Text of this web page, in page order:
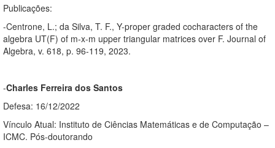
Publicações:
-Centrone, L.; da Silva, T. F., Y-proper graded cocharacters of the
algebra UT(F) of m-x-m upper triangular matrices over F. Journal of
Algebra, v. 618, p. 96-119, 2023.
-Charles Ferreira dos Santos
Defesa: 16/12/2022
Vínculo Atual: Instituto de Ciências Matemáticas e de Computação –
ICMC. Pós-doutorando